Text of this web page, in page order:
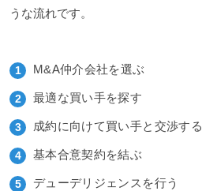
うな流れです。
M&A仲介会社を選ぶ
最適な買い手を探す
成約に向けて買い手と交渉する
基本合意契約を結ぶ
デューデリジェンスを行う